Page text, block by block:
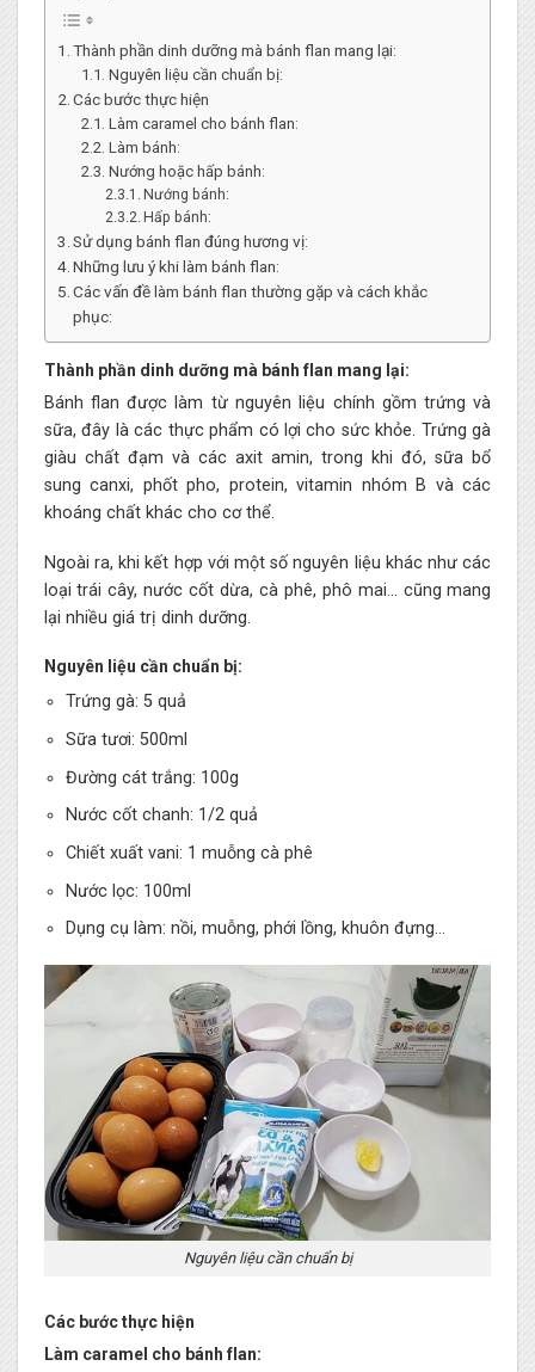
Thành phần dinh dưỡng mà bánh flan mang lại:
Nguyên liệu cần chuẩn bị:
Các bước thực hiện
Làm caramel cho bánh flan:
Làm bánh:
Nướng hoặc hấp bánh:
Nướng bánh:
Hấp bánh:
Sử dụng bánh flan đúng hương vị:
Những lưu ý khi làm bánh flan:
Các vấn đề làm bánh flan thường gặp và cách khắc
phục:
Thành phần dinh dưỡng mà bánh flan mang lại:
Bánh flan được làm từ nguyên liệu chính gồm trứng và
sữa, đây là các thực phẩm có lợi cho sức khỏe. Trứng gà
giàu chất đạm và các axit amin, trong khi đó, sữa bổ
sung canxi, phốt pho, protein, vitamin nhóm B và các
khoáng chất khác cho cơ thể.
Ngoài ra, khi kết hợp với một số nguyên liệu khác như các
loại trái cây, nước cốt dừa, cà phê, phô mai… cũng mang
lại nhiều giá trị dinh dưỡng.
Nguyên liệu cần chuẩn bị:
Trứng gà: 5 quả
Sữa tươi: 500ml
Đường cát trắng: 100g
Nước cốt chanh: 1/2 quả
Chiết xuất vani: 1 muỗng cà phê
Nước lọc: 100ml
Dụng cụ làm: nồi, muỗng, phới lồng, khuôn đựng…
Nguyên liệu cần chuẩn bị
Các bước thực hiện
Làm caramel cho bánh flan: